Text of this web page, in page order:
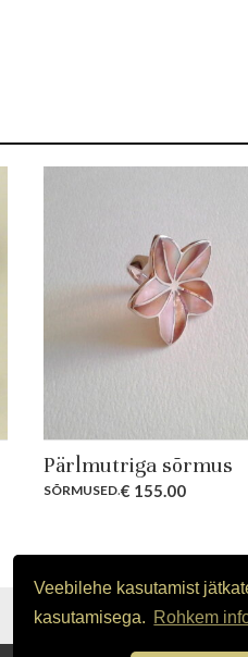
Veebilehe kasutamist
kasutamisega. Rohkem
Pärlmutriga sõrmus
SÕRMUSED.€ 155.00
OSTUTINGIMUSED